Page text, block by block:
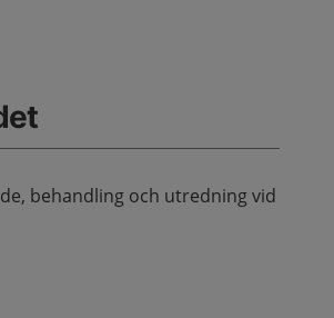
behandling och utredning vid